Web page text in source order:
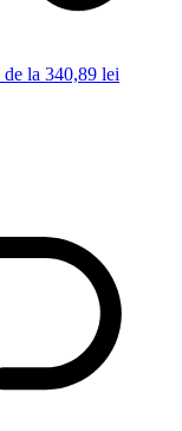
de la 340,89 lei